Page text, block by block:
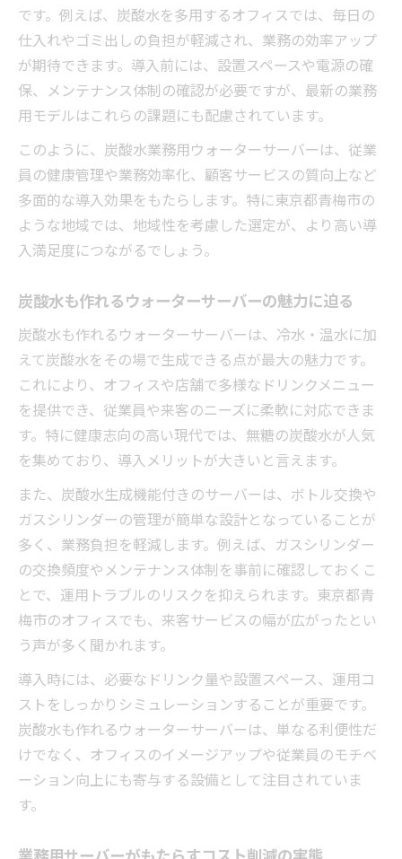
です。例えば、炭酸水を多用するオフィスでは、毎日の
仕入れやゴミ出しの負担が軽減され、業務の効率アップ
が期待できます。導入前には、設置スペースや電源の確
保、メンテナンス体制の確認が必要ですが、最新の業務
用モデルはこれらの課題にも配慮されています。
このように、炭酸水業務用ウォーターサーバーは、従業
員の健康管理や業務効率化、顧客サービスの質向上など
多面的な導入効果をもたらします。特に東京都青梅市の
ような地域では、地域性を考慮した選定が、より高い導
入満足度につながるでしょう。
炭酸水も作れるウォーターサーバーの魅力に迫る
炭酸水も作れるウォーターサーバーは、冷水・温水に加
えて炭酸水をその場で生成できる点が最大の魅力です。
これにより、オフィスや店舗で多様なドリンクメニュー
を提供でき、従業員や来客のニーズに柔軟に対応できま
す。特に健康志向の高い現代では、無糖の炭酸水が人気
を集めており、導入メリットが大きいと言えます。
また、炭酸水生成機能付きのサーバーは、ボトル交換や
ガスシリンダーの管理が簡単な設計となっていることが
多く、業務負担を軽減します。例えば、ガスシリンダー
の交換頻度やメンテナンス体制を事前に確認しておくこ
とで、運用トラブルのリスクを抑えられます。東京都青
梅市のオフィスでも、来客サービスの幅が広がったとい
う声が多く聞かれます。
導入時には、必要なドリンク量や設置スペース、運用コ
ストをしっかりシミュレーションすることが重要です。
炭酸水も作れるウォーターサーバーは、単なる利便性だ
けでなく、オフィスのイメージアップや従業員のモチベ
ーション向上にも寄与する設備として注目されていま
す。